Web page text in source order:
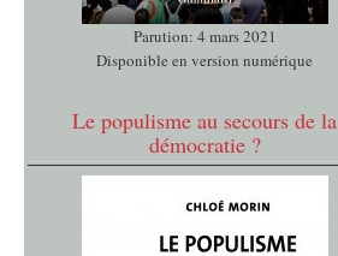
Parution: 4 mars 2021
Disponible en version numérique
Le populisme au secours de la
démocratie ?